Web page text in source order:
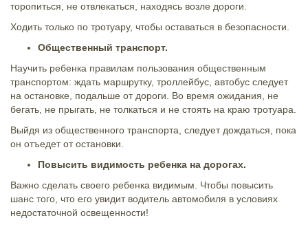
торопиться, не отвлекаться, находясь возле дороги.
Ходить только по тротуару, чтобы оставаться в безопасности.
Общественный транспорт.
Научить ребенка правилам пользования общественным
транспортом: ждать маршрутку, троллейбус, автобус следует
на остановке, подальше от дороги. Во время ожидания, не
бегать, не прыгать, не толкаться и не стоять на краю тротуара.
Выйдя из общественного транспорта, следует дождаться, пока
он отъедет от остановки.
Повысить видимость ребенка на дорогах.
Важно сделать своего ребенка видимым. Чтобы повысить
шанс того, что его увидит водитель автомобиля в условиях
недостаточной освещенности!